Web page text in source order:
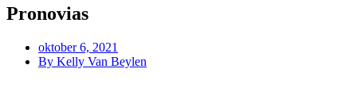
Pronovias
oktober 6, 2021
By Kelly Van Beylen